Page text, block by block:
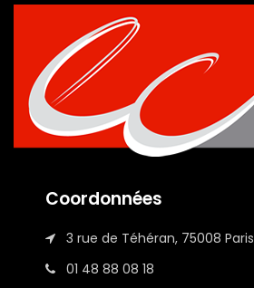
Coordonnées
3 rue de Téhéran, 75008 Paris
01 48 88 08 18